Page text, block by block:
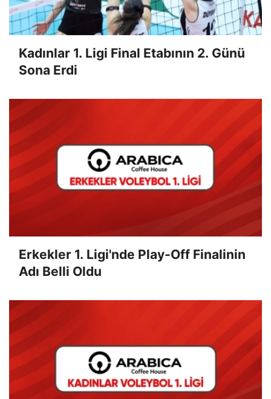
Kadınlar 1. Ligi Final Etabının 2. Günü
Sona Erdi
Erkekler 1. Ligi'nde Play-Off Finalinin
Adı Belli Oldu